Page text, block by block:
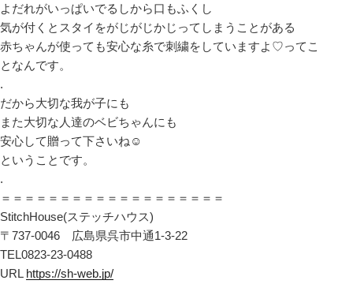
よだれがいっぱいでるしから口もふくし
気が付くとスタイをがじがじかじってしまうことがある
赤ちゃんが使っても安心な糸で刺繍をしていますよ♡ってこ
となんです。
.
だから大切な我が子にも
また大切な人達のベビちゃんにも
安心して贈って下さいね☺︎
ということです。
.
＝＝＝＝＝＝＝＝＝＝＝＝＝＝＝＝＝＝＝
StitchHouse(ステッチハウス)
〒737-0046 広島県呉市中通1-3-22
TEL0823-23-0488
URL https://sh-web.jp/